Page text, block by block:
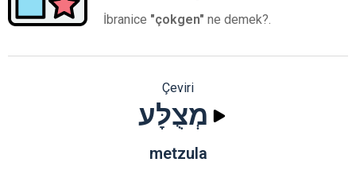
İbranice "çokgen" ne demek?.
Çeviri
מְצֻלָּע
metzula